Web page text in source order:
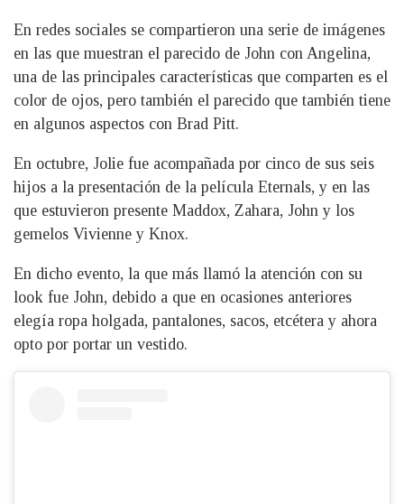
En redes sociales se compartieron una serie de imágenes
en las que muestran el parecido de John con Angelina,
una de las principales características que comparten es el
color de ojos, pero también el parecido que también tiene
en algunos aspectos con Brad Pitt.
En octubre, Jolie fue acompañada por cinco de sus seis
hijos a la presentación de la película Eternals, y en las
que estuvieron presente Maddox, Zahara, John y los
gemelos Vivienne y Knox.
En dicho evento, la que más llamó la atención con su
look fue John, debido a que en ocasiones anteriores
elegía ropa holgada, pantalones, sacos, etcétera y ahora
opto por portar un vestido.